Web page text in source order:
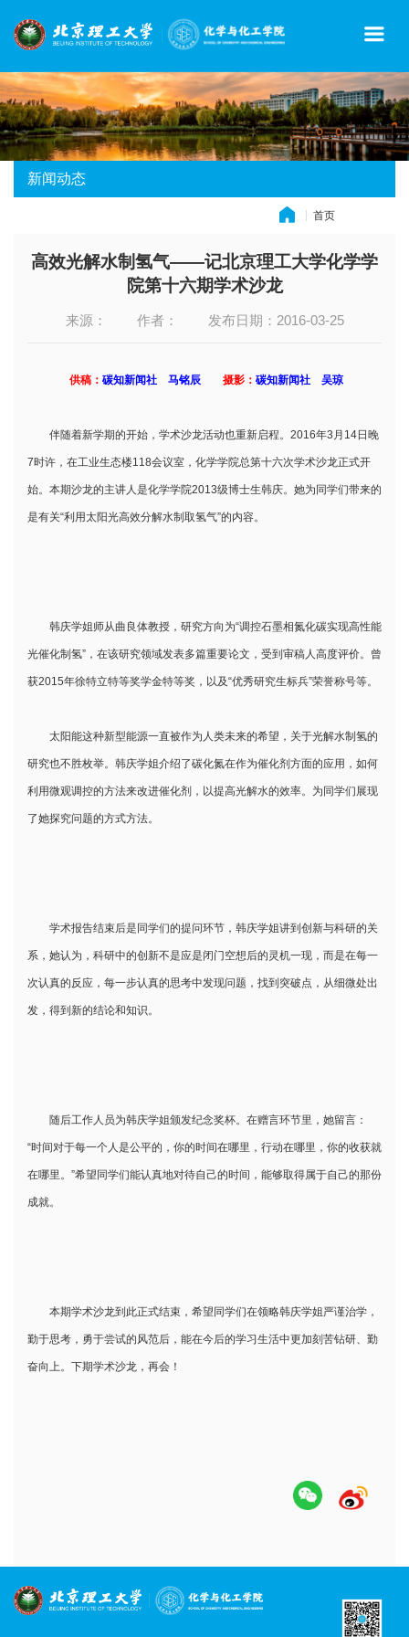
新闻动态
首页
高效光解水制氢气——记北京理工大学化学学
院第十六期学术沙龙
来源： 作者： 发布日期：2016-03-25
供稿： 碳知新闻社 马铭辰 摄影： 碳知新闻社 吴琼
伴随着新学期的开始，学术沙龙活动也重新启程。2016年3月14日晚
7时许，在工业生态楼118会议室，化学学院总第十六次学术沙龙正式开
始。本期沙龙的主讲人是化学学院2013级博士生韩庆。她为同学们带来的
是有关“利用太阳光高效分解水制取氢气”的内容。
韩庆学姐师从曲良体教授，研究方向为“调控石墨相氮化碳实现高性能
光催化制氢”，在该研究领域发表多篇重要论文，受到审稿人高度评价。曾
获2015年徐特立特等奖学金特等奖，以及“优秀研究生标兵”荣誉称号等。
太阳能这种新型能源一直被作为人类未来的希望，关于光解水制氢的
研究也不胜枚举。韩庆学姐介绍了碳化氮在作为催化剂方面的应用，如何
利用微观调控的方法来改进催化剂，以提高光解水的效率。为同学们展现
了她探究问题的方式方法。
学术报告结束后是同学们的提问环节，韩庆学姐讲到创新与科研的关
系，她认为，科研中的创新不是应是闭门空想后的灵机一现，而是在每一
次认真的反应，每一步认真的思考中发现问题，找到突破点，从细微处出
发，得到新的结论和知识。
随后工作人员为韩庆学姐颁发纪念奖杯。在赠言环节里，她留言：
“时间对于每一个人是公平的，你的时间在哪里，行动在哪里，你的收获就
在哪里。”希望同学们能认真地对待自己的时间，能够取得属于自己的那份
成就。
本期学术沙龙到此正式结束，希望同学们在领略韩庆学姐严谨治学，
勤于思考，勇于尝试的风范后，能在今后的学习生活中更加刻苦钻研、勤
奋向上。下期学术沙龙，再会！